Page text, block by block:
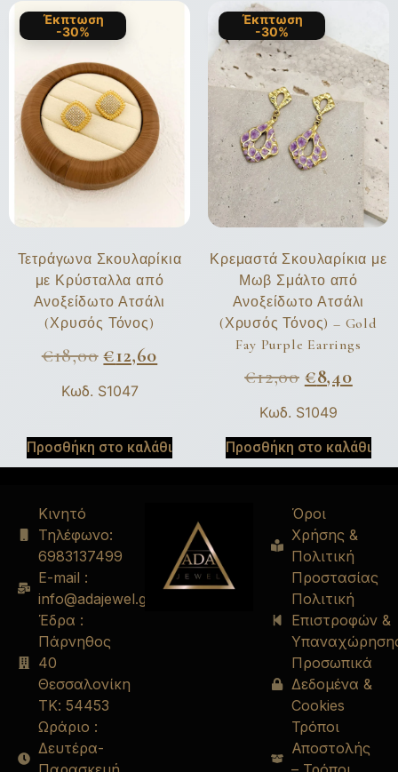
Έκπτωση
-30%
Τετράγωνα Σκουλαρίκια
με Κρύσταλλα από
Ανοξείδωτο Ατσάλι
(Χρυσός Τόνος)
€18,00 €12,60
Κωδ. S1047
Προσθήκη στο καλάθι
Έκπτωση
-30%
Κρεμαστά Σκουλαρίκια με
Μωβ Σμάλτο από
Ανοξείδωτο Ατσάλι
(Χρυσός Τόνος) – Gold
Fay Purple Earrings
€12,00 €8,40
Κωδ. S1049
Προσθήκη στο καλάθι
Κινητό
Τηλέφωνο:
6983137499
E-mail :
info@adajewel.gr
Έδρα :
Πάρνηθος
40
Θεσσαλονίκη
ΤΚ: 54453
Ωράριο :
Δευτέρα-
Όροι
Χρήσης &
Πολιτική
Προστασίας
Πολιτική
Επιστροφών &
Προσωπικά
Δεδομένα &
Cookies
Τρόποι
Αποστολής